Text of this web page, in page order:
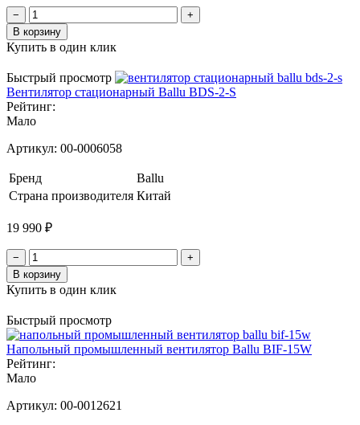
−
+
В корзину
Купить в один клик
Быстрый просмотр
Вентилятор стационарный Ballu BDS-2-S
Рейтинг:
Мало
Артикул: 00-0006058
Бренд
Ballu
Страна производителя Китай
19 990 ₽
−
+
В корзину
Купить в один клик
Быстрый просмотр
Напольный промышленный вентилятор Ballu BIF-15W
Рейтинг:
Мало
Артикул: 00-0012621